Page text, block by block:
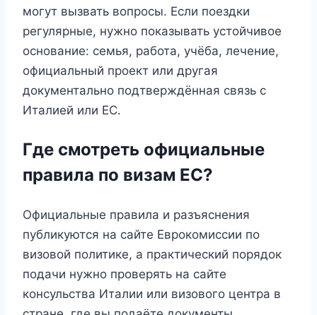
могут вызвать вопросы. Если поездки
регулярные, нужно показывать устойчивое
основание: семья, работа, учёба, лечение,
официальный проект или другая
документально подтверждённая связь с
Италией или ЕС.
Где смотреть официальные
правила по визам ЕС?
Официальные правила и разъяснения
публикуются на сайте Еврокомиссии по
визовой политике, а практический порядок
подачи нужно проверять на сайте
консульства Италии или визового центра в